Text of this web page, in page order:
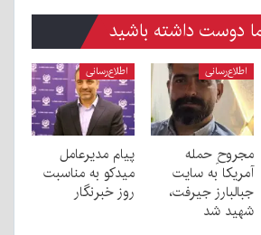
دوست داشته باشید
اطلاع‌رسانی
مجروحِ حمله
آمریکا به سایت
جبالبارز جیرفت،
شهید شد
اطلاع‌رسانی
پیام مدیرعامل
میدکو به مناسبت
روز خبرنگار